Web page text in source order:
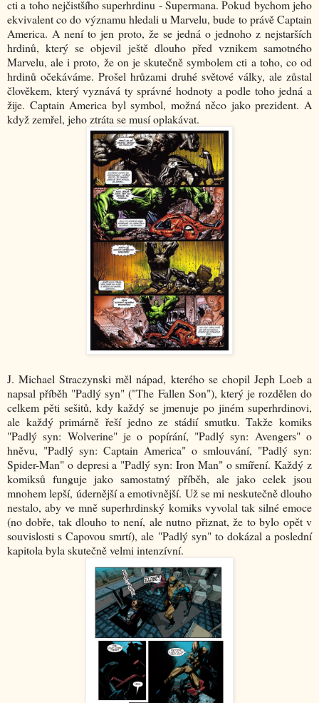
cti a toho nejčistšího superhrdinu - Supermana. Pokud bychom jeho
ekvivalent co do významu hledali u Marvelu, bude to právě Captain
America. A není to jen proto, že se jedná o jednoho z nejstarších
hrdinů, který se objevil ještě dlouho před vznikem samotného
Marvelu, ale i proto, že on je skutečně symbolem cti a toho, co od
hrdinů očekáváme. Prošel hrůzami druhé světové války, ale zůstal
člověkem, který vyznává ty správné hodnoty a podle toho jedná a
žije. Captain America byl symbol, možná něco jako prezident. A
když zemřel, jeho ztráta se musí oplakávat.
J. Michael Straczynski měl nápad, kterého se chopil Jeph Loeb a
napsal příběh "Padlý syn" ("The Fallen Son"), který je rozdělen do
celkem pěti sešitů, kdy každý se jmenuje po jiném superhrdinovi,
ale každý primárně řeší jedno ze stádií smutku. Takže komiks
"Padlý syn: Wolverine" je o popírání, "Padlý syn: Avengers" o
hněvu, "Padlý syn: Captain America" o smlouvání, "Padlý syn:
Spider-Man" o depresi a "Padlý syn: Iron Man" o smíření. Každý z
komiksů funguje jako samostatný příběh, ale jako celek jsou
mnohem lepší, údernější a emotivnější. Už se mi neskutečně dlouho
nestalo, aby ve mně superhrdinský komiks vyvolal tak silné emoce
(no dobře, tak dlouho to není, ale nutno přiznat, že to bylo opět v
souvislosti s Capovou smrtí), ale "Padlý syn" to dokázal a poslední
kapitola byla skutečně velmi intenzívní.